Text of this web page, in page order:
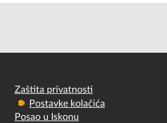
Zaštita privatnosti
Postavke kolačića
Posao u Iskonu